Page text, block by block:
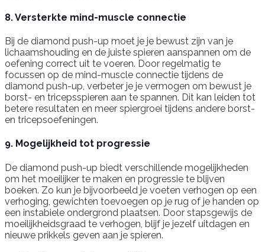
8. Versterkte mind-muscle connectie
Bij de diamond push-up moet je je bewust zijn van je
lichaamshouding en de juiste spieren aanspannen om de
oefening correct uit te voeren. Door regelmatig te
focussen op de mind-muscle connectie tijdens de
diamond push-up, verbeter je je vermogen om bewust je
borst- en tricepsspieren aan te spannen. Dit kan leiden tot
betere resultaten en meer spiergroei tijdens andere borst-
en tricepsoefeningen.
9. Mogelijkheid tot progressie
De diamond push-up biedt verschillende mogelijkheden
om het moeilijker te maken en progressie te blijven
boeken. Zo kun je bijvoorbeeld je voeten verhogen op een
verhoging, gewichten toevoegen op je rug of je handen op
een instabiele ondergrond plaatsen. Door stapsgewijs de
moeilijkheidsgraad te verhogen, blijf je jezelf uitdagen en
nieuwe prikkels geven aan je spieren.